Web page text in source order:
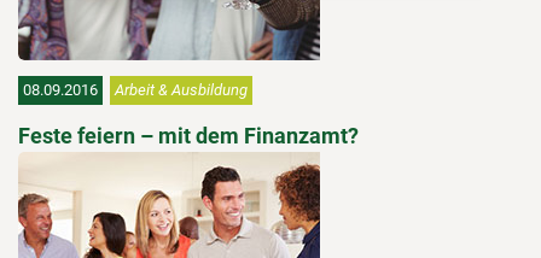
08.09.2016 Arbeit & Ausbildung
Feste feiern – mit dem Finanzamt?